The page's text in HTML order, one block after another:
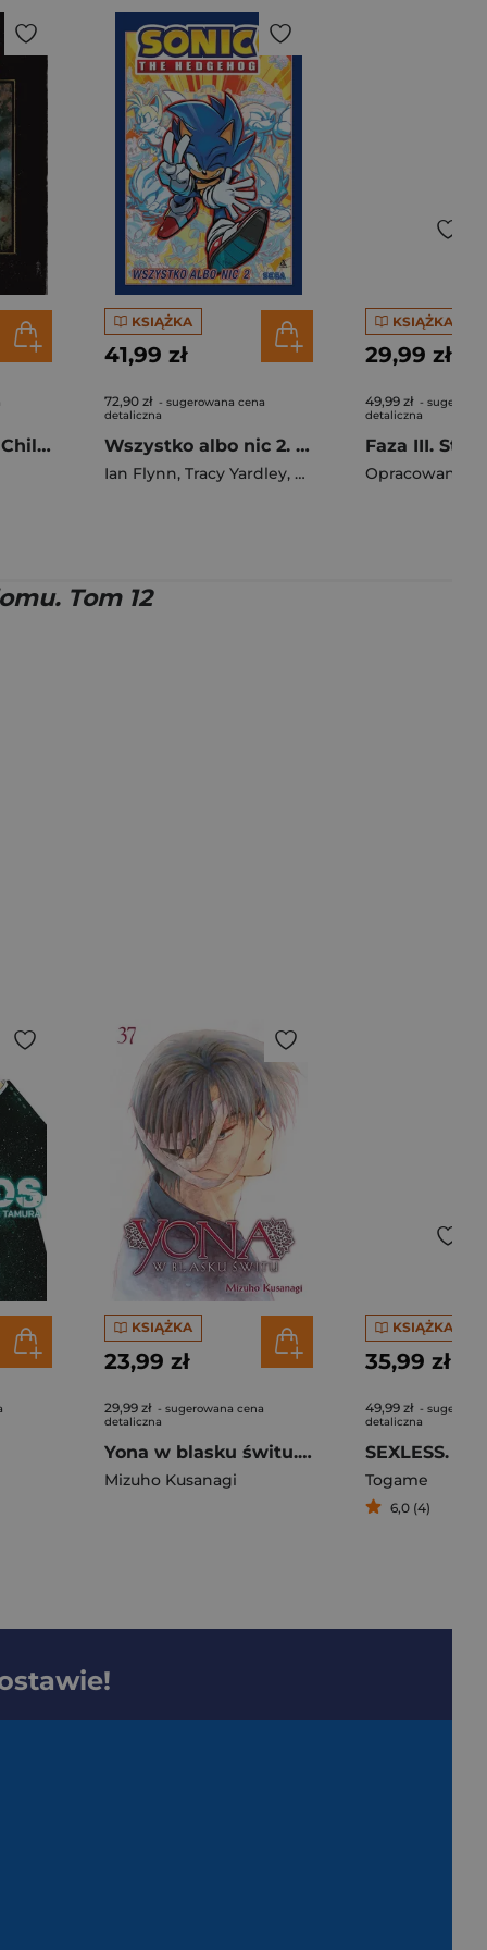
#DRCL Midnight Children. Tom 5
KSIĄŻKA
41,99 zł
72,90 zł - sugerowana cena
detaliczna
Wszystko albo nic 2. Sonic the Hedgehog. Tom 14 wyd. 2
Ian Flynn, Tracy Yardley, Adam Bryce Thomas
KSIĄŻKA
29,99 zł
49,99 zł -
detaliczna
Opracowanie
Tom 12
KSIĄŻKA
23,99 zł
29,99 zł - sugerowana cena
detaliczna
Yona w blasku świtu. Tom 37
Mizuho Kusanagi
KSIĄŻKA
35,99 zł
49,99 zł -
detaliczna
Togame
6,0 (4)